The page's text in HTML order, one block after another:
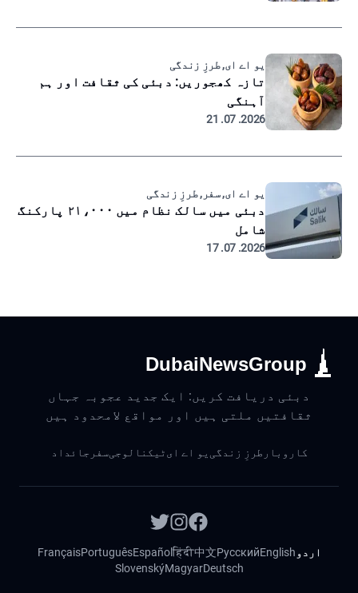
یو اے ای, طرزِ زندگی
تازہ کھجوریں: دبئی کی ثقافت اور ہم
آہنگی
2026. 07. 21
یو اے ای, سفر, طرزِ زندگی
دبئی میں سالک نظام میں ۲۱،۰۰۰ پارکنگ
شامل
2026. 07. 17
DubaiNewsGroup
دبئی دریافت کریں: ایک جدید عجوبہ جہاں
ثقافتیں ملتی ہیں اور مواقع لامحدود ہیں
کاروبار طرزِ زندگی یو اے ایٹیکنالوجیسفر جائداد
اردو English
Русский
中文
हिंदी
Español
Português
Français
Deutsch
Magyar
Slovenský